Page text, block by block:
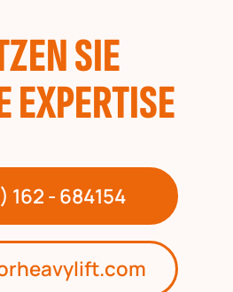
SIE
EXPERTISE
162 - 684154